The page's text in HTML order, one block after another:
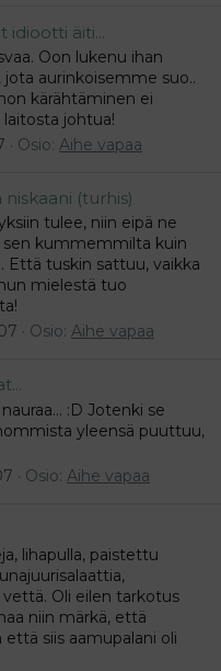
idiootti äiti...
Oon lukenu ihan
aurinkoisemme suo..
kärähtäminen ei
laitosta johtua!
Osio: Aihe vapaa
(turhis)
tulee, niin eipä ne
sen kummemmilta kuin
Että tuskin sattuu, vaikka
mielestä tuo
Osio: Aihe vapaa
:D Jotenki se
yleensä puuttuu,
Osio: Aihe vapaa
lihapulla, paistettu
Oli eilen tarkotus
niin märkä, että
siis aamupalani oli